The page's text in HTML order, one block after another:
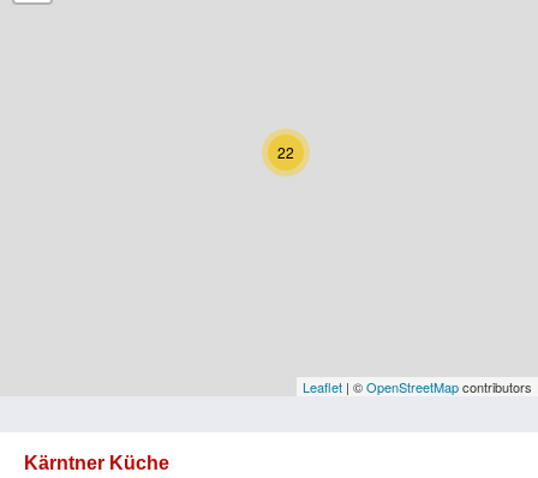
Niederösterreich
Oberösterreich
Vorarlberg
22
Leaflet | ©OpenStreetMapcontributors
Kärntner Küche